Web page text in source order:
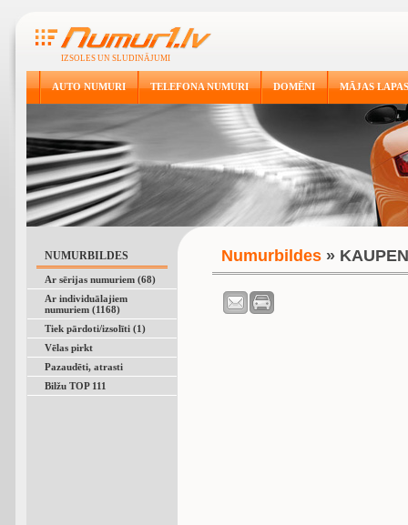
IZSOLES UN SLUDINĀJUMI
AUTO NUMURI TELEFONA NUMURI DOMĒNI MĀJAS LAPAS
NUMURBILDES
Ar sērijas numuriem (68)
Ar individuālajiem
numuriem (1168)
Tiek pārdoti/izsolīti (1)
Vēlas pirkt
Pazaudēti, atrasti
Bilžu TOP 111
Numurbildes»